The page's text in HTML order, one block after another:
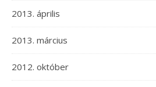
2013. április
2013. március
2012. október